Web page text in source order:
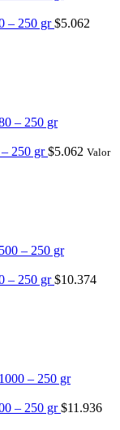
– 250 gr$5.062
– 250 gr$5.062 Valor
– 250 gr$10.374
– 250 gr$11.936